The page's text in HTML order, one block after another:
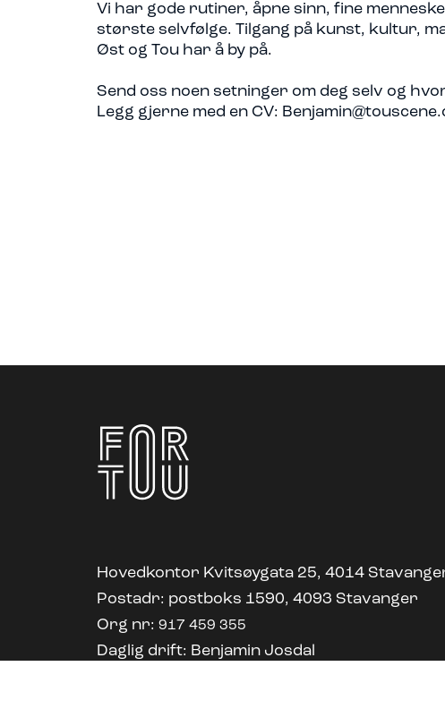
Vi har gode rutiner, åpne sinn, fine
største selvfølge. Tilgang på kunst, kultur,
Øst og Tou har å by på.
Send oss noen setninger om deg selv og
Legg gjerne med en CV:
Hovedkontor Kvitsøygata 25, 4014
Postadr: postboks 1590, 4093 Stavanger
Org nr: 917 459 355
Daglig drift: Benjamin Josdal